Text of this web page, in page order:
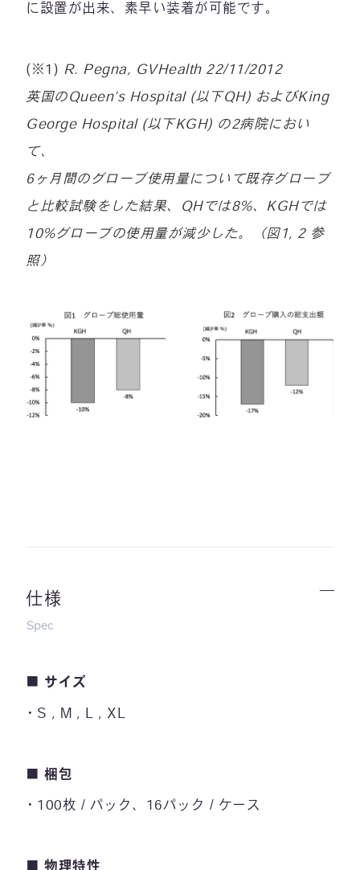
に設置が出来、素早い装着が可能です。
(※1) R. Pegna, GVHealth 22/11/2012
英国のQueen’s Hospital (以下QH) およびKing
George Hospital (以下KGH) の2病院におい
て、
6ヶ月間のグローブ使用量について既存グローブ
と比較試験をした結果、QHでは8%、KGHでは
10%グローブの使用量が減少した。（図1, 2 参
照）
仕様
Spec
サイズ
S , M , L , XL
■梱包
100枚 / パック、16パック / ケース
■物理特性